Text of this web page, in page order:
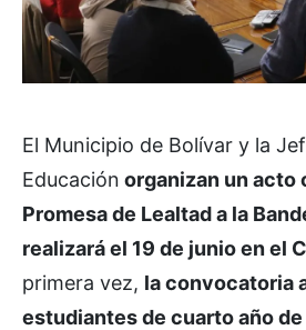
El Municipio de Bolívar y la
Educación organizan un acto
Promesa de Lealtad a la
realizará el 19 de junio en el
primera vez, la convocatoria
estudiantes de cuarto año